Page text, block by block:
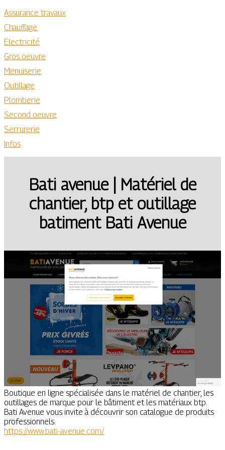
Assurance travaux
Chauffage
Electricité
Gros oeuvre
Menuiserie
Outillage
Plomberie
Second oeuvre
Serrurerie
Infos
Bati avenue | Matériel de
chantier, btp et outillage
batiment Bati Avenue
Boutique en ligne spécialisée dans le matériel de chantier, les
outillages de marque pour le bâtiment et les matériaux btp.
Bati Avenue vous invite à découvrir son catalogue de produits
professionnels.
https://www.bati-avenue.com/